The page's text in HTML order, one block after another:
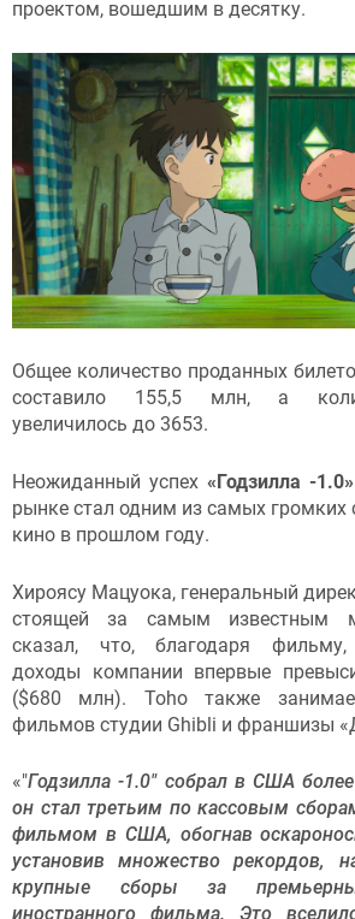
проектом, вошедшим в десятку.
Общее количество проданных
составило 155,5 млн, а
увеличилось до 3653.
Неожиданный успех «Годзилла -1.0»
рынке стал одним из самых громких
кино в прошлом году.
Хироясу Мацуока, генеральный
стоящей за самым известным
сказал, что, благодаря фильму,
доходы компании впервые
($680 млн). Toho также
фильмов студии Ghibli и франшизы
«"Годзилла -1.0" собрал в США
он стал третьим по кассовым
фильмом в США, обогнав
установив множество рекордов,
крупные сборы за
иностранного фильма. Это